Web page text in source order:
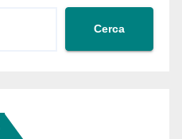
Cerca